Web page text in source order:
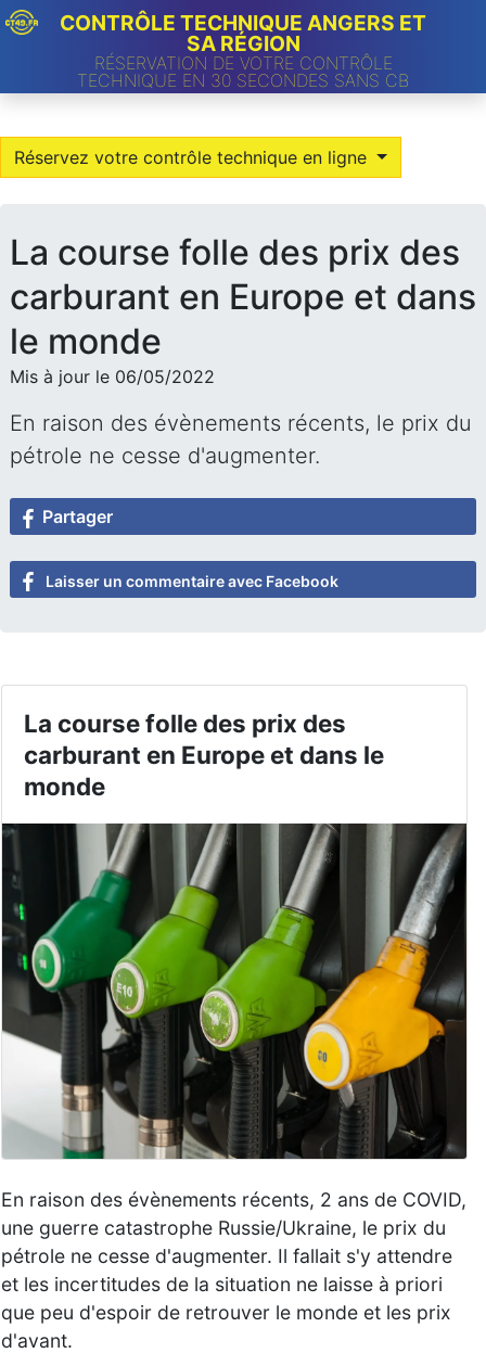
CONTRÔLE TECHNIQUE ANGERS ET
SA RÉGION
RÉSERVATION DE VOTRE CONTRÔLE
TECHNIQUE EN 30 SECONDES SANS CB
Réservez votre contrôle technique en ligne
La course folle des prix des
carburant en Europe et dans
le monde
Mis à jour le 06/05/2022
En raison des évènements récents, le prix du
pétrole ne cesse d'augmenter.
Partager
Laisser un commentaire avec Facebook
La course folle des prix des
carburant en Europe et dans le
monde
En raison des évènements récents, 2 ans de COVID,
une guerre catastrophe Russie/Ukraine, le prix du
pétrole ne cesse d'augmenter. Il fallait s'y attendre
et les incertitudes de la situation ne laisse à priori
que peu d'espoir de retrouver le monde et les prix
d'avant.